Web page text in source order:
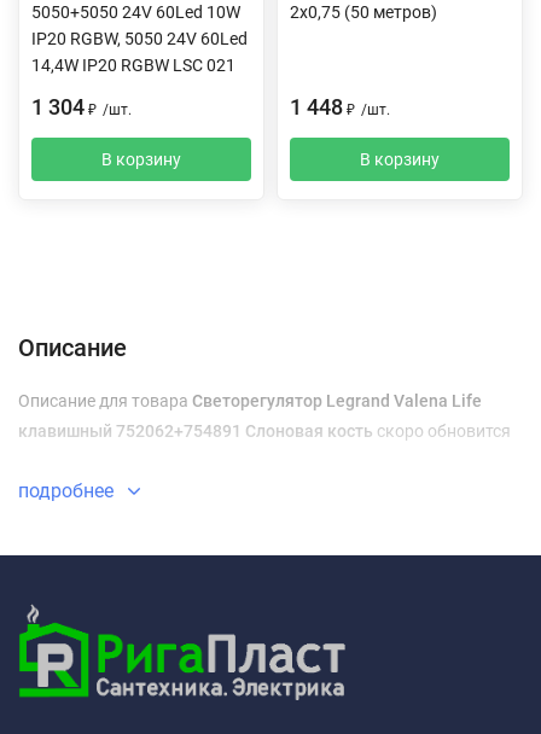
5050+5050 24V 60Led 10W
IP20 RGBW, 5050 24V 60Led
14,4W IP20 RGBW LSC 021
1 304 ₽ /шт.
В корзину
2х0,75 (50 метров)
1 448 ₽ /шт.
В корзину
Описание
Описание для товара Светорегулятор Legrand Valena Life
клавишный 752062+754891 Слоновая кость скоро обновится
подробнее